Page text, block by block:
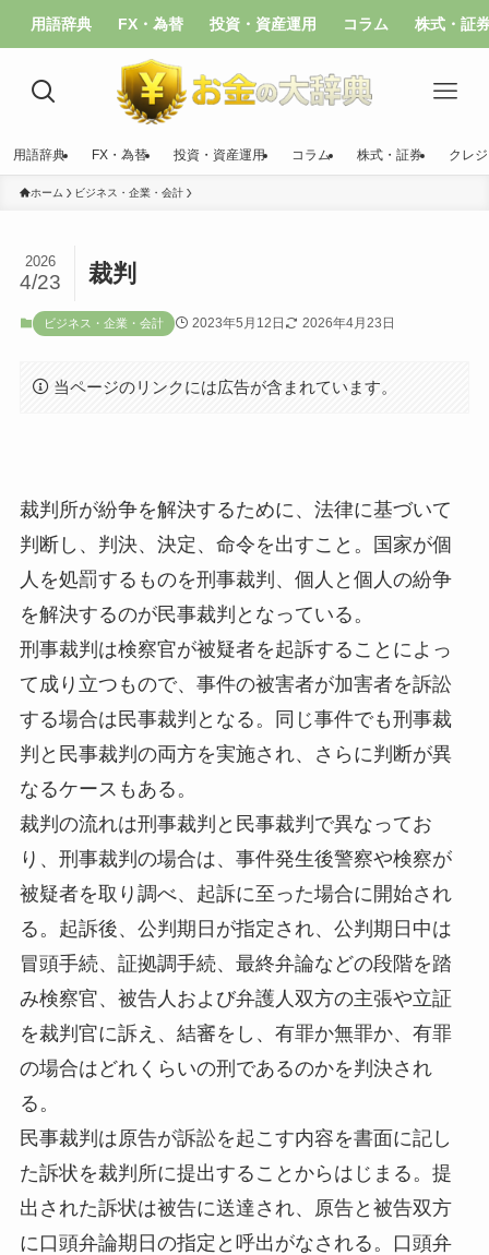
用語辞典 FX・為替 投資・資産運用 コラム 株式・証
用語辞典 FX・為替 投資・資産運用 コラム 株式・証券 クレ
ホーム ビジネス・企業・会計
裁判
2026
4/23
ビジネス・企業・会計 2023年5月12日 2026年4月23日
当ページのリンクには広告が含まれています。
裁判所が紛争を解決するために、法律に基づいて
判断し、判決、決定、命令を出すこと。国家が個
人を処罰するものを刑事裁判、個人と個人の紛争
を解決するのが民事裁判となっている。
刑事裁判は検察官が被疑者を起訴することによっ
て成り立つもので、事件の被害者が加害者を訴訟
する場合は民事裁判となる。同じ事件でも刑事裁
判と民事裁判の両方を実施され、さらに判断が異
なるケースもある。
裁判の流れは刑事裁判と民事裁判で異なってお
り、刑事裁判の場合は、事件発生後警察や検察が
被疑者を取り調べ、起訴に至った場合に開始され
る。起訴後、公判期日が指定され、公判期日中は
冒頭手続、証拠調手続、最終弁論などの段階を踏
み検察官、被告人および弁護人双方の主張や立証
を裁判官に訴え、結審をし、有罪か無罪か、有罪
の場合はどれくらいの刑であるのかを判決され
る。
民事裁判は原告が訴訟を起こす内容を書面に記し
た訴状を裁判所に提出することからはじまる。提
出された訴状は被告に送達され、原告と被告双方
に口頭弁論期日の指定と呼出がなされる。口頭弁